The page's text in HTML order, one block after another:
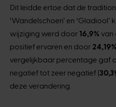
Dit leidde ertoe dat de
‘Wandelschoen’ en
wijziging werd door 16,9% van
positief ervaren en door 24,19%
vergelijkbaar percentage gaf
negatief tot zeer negatief (
deze verandering.